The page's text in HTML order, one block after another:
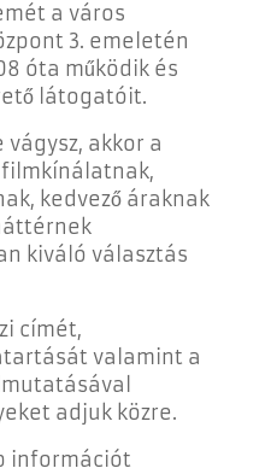
a város
3. emeletén
óta működik és
látogatóit.
akkor a
filmkínálatnak,
kedvező áraknak
kiváló választás
címét,
valamint a
adjuk közre.
információt